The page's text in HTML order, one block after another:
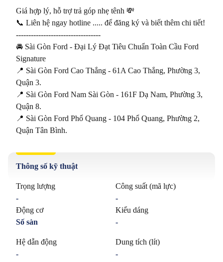
Giá hợp lý, hỗ trợ trả góp nhẹ tênh 💸
📞 Liên hệ ngay hotline ..... để đăng ký và biết thêm chi tiết!
----------------------------------
🚘 Sài Gòn Ford - Đại Lý Đạt Tiêu Chuẩn Toàn Cầu Ford
Signature
📍 Sài Gòn Ford Cao Thắng - 61A Cao Thắng, Phường 3,
Quận 3.
📍 Sài Gòn Ford Nam Sài Gòn - 161F Dạ Nam, Phường 3,
Quận 8.
📍 Sài Gòn Ford Phổ Quang - 104 Phổ Quang, Phường 2,
Quận Tân Bình.
Thông số kỹ thuật
Trọng lượng
-
Động cơ
Số sàn
Công suất (mã lực)
-
Kiểu dáng
-
Hệ dẫn động
-
Dung tích (lít)
-